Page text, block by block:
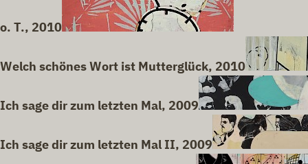
o. T., 2010
Welch schönes Wort ist Mutterglück, 2010
Ich sage dir zum letzten Mal, 2009
Ich sage dir zum letzten Mal II, 2009